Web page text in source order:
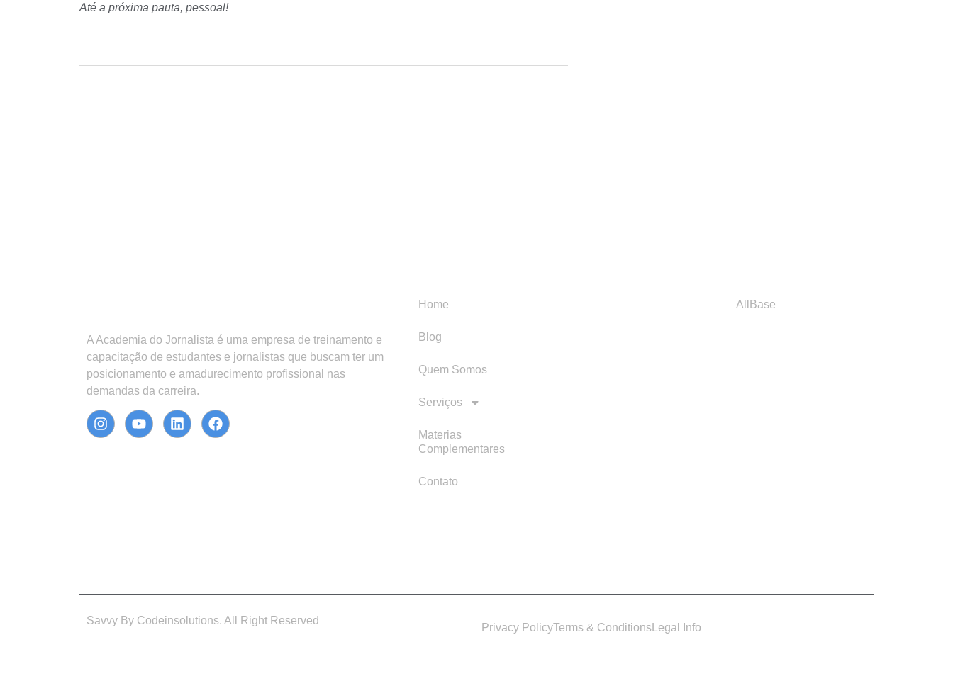
Até a próxima pauta, pessoal!
A Academia do Jornalista é uma empresa de treinamento e
capacitação de estudantes e jornalistas que buscam ter um
posicionamento e amadurecimento profissional nas
demandas da carreira.
Home
Blog
Quem Somos
Serviços
Materias
Complementares
Contato
AllBase
Savvy By Codeinsolutions. All Right Reserved
Privacy PolicyTerms & Conditions Legal Info